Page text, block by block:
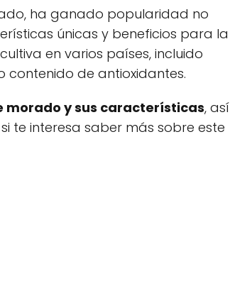
ha ganado popularidad no
únicas y beneficios para la
en varios países, incluido
contenido de antioxidantes.
y sus características, así
te interesa saber más sobre este